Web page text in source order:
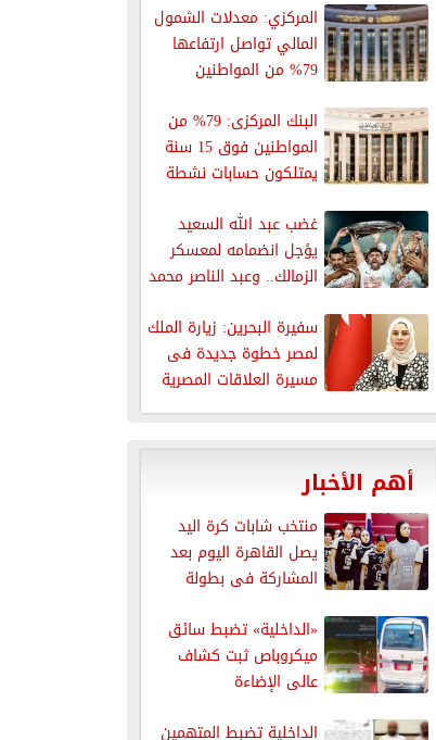
المركزي: معدلات الشمول
المالي تواصل ارتفاعها
79% من المواطنين
البنك المركزى: 79% من
المواطنين فوق 15 سنة
يمتلكون حسابات نشطة
غضب عبد الله السعيد
يؤجل انضمامه لمعسكر
الزمالك.. وعبد الناصر محمد
سفيرة البحرين: زيارة الملك
لمصر خطوة جديدة فى
مسيرة العلاقات المصرية
البحرينية
أهم الأخبار
منتخب شابات كرة اليد
يصل القاهرة اليوم بعد
المشاركة فى بطولة
«الداخلية» تضبط سائق
ميكروباص ثبت كشاف
عالى الإضاءة
الداخلية تضبط المتهمين